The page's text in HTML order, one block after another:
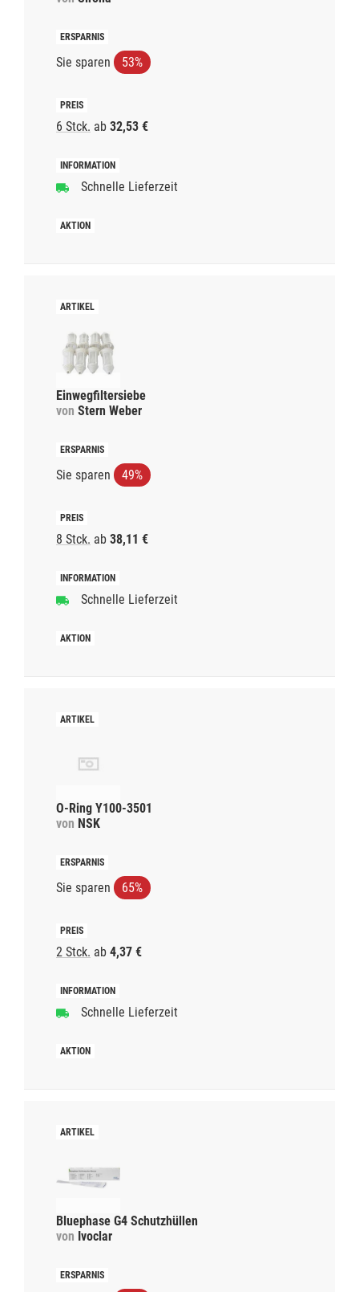
Sie sparen 53%
6 Stck. ab 32,53 €
Schnelle Lieferzeit
Einwegfiltersiebe
von Stern Weber
Sie sparen 49%
8 Stck. ab 38,11 €
Schnelle Lieferzeit
O-Ring Y100-3501
von NSK
Sie sparen 65%
2 Stck. ab 4,37 €
Schnelle Lieferzeit
Bluephase G4 Schutzhüllen
von Ivoclar